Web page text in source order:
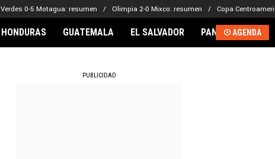
Verdes 0-5 Motagua: resumen Olimpia 2-0 Mixco: resumen Copa
HONDURAS GUATEMALA EL SALVADOR PANAMÁAGENDA
PUBLICIDAD